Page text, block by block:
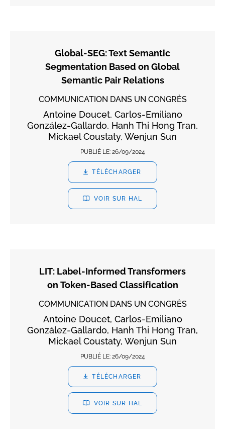
Global-SEG: Text Semantic
Segmentation Based on Global
Semantic Pair Relations
COMMUNICATION DANS UN CONGRÈS
Antoine Doucet, Carlos-Emiliano
González-Gallardo, Hanh Thi Hong Tran,
Mickael Coustaty, Wenjun Sun
PUBLIÉ LE: 26/09/2024
TÉLÉCHARGER
VOIR SUR HAL
LIT: Label-Informed Transformers
on Token-Based Classification
COMMUNICATION DANS UN CONGRÈS
Antoine Doucet, Carlos-Emiliano
González-Gallardo, Hanh Thi Hong Tran,
Mickael Coustaty, Wenjun Sun
PUBLIÉ LE: 26/09/2024
TÉLÉCHARGER
VOIR SUR HAL